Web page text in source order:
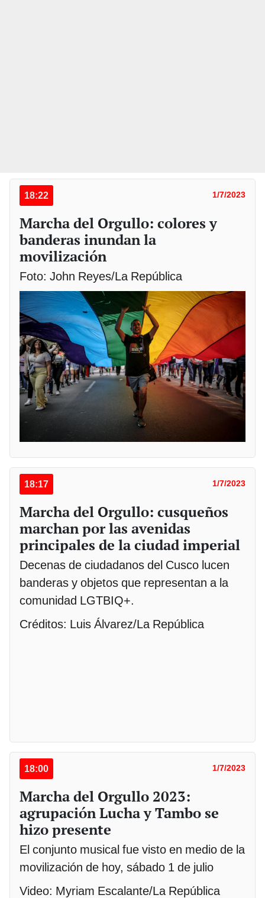
18:22 1/7/2023
Marcha del Orgullo: colores y
banderas inundan la
movilización
Foto: John Reyes/La República
18:17 1/7/2023
Marcha del Orgullo: cusqueños
marchan por las avenidas
principales de la ciudad imperial
Decenas de ciudadanos del Cusco lucen
banderas y objetos que representan a la
comunidad LGTBIQ+.
Créditos: Luis Álvarez/La República
18:00 1/7/2023
Marcha del Orgullo 2023:
agrupación Lucha y Tambo se
hizo presente
El conjunto musical fue visto en medio de la
movilización de hoy, sábado 1 de julio
Video: Myriam Escalante/La República